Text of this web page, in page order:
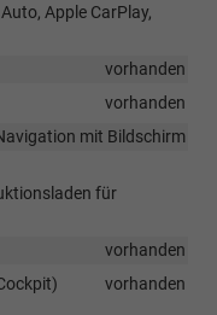
Apple CarPlay,
vorhanden
vorhanden
mit Bildschirm
für
vorhanden
vorhanden